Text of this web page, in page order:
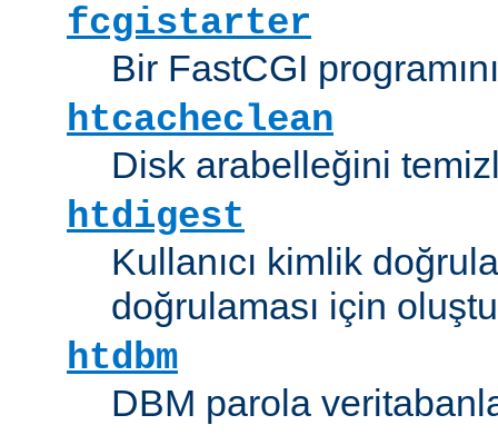
fcgistarter
Bir FastCGI programını
htcacheclean
Disk arabelleğini
htdigest
Kullanıcı kimlik
doğrulaması için
htdbm
DBM parola